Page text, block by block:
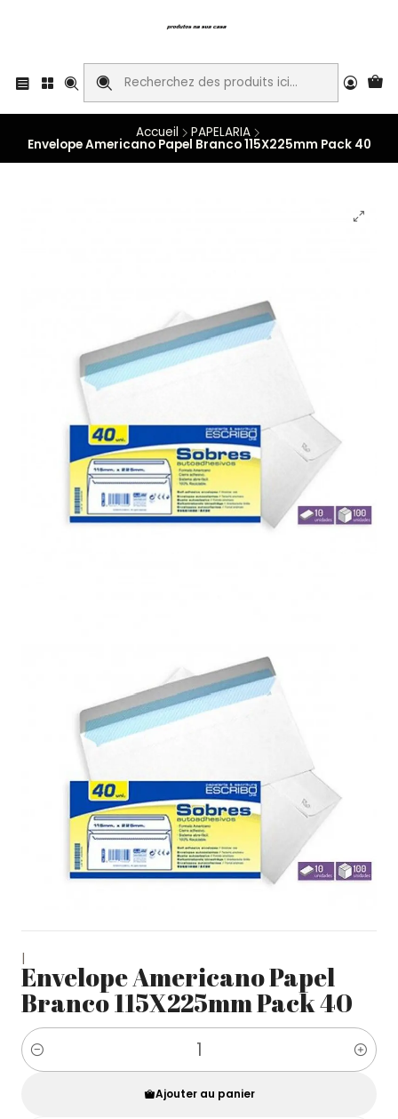
Accueil PAPELARIA
Envelope Americano Papel Branco 115X225mm Pack 40
|
Envelope Americano Papel
Branco 115X225mm Pack 40
Quantité
Ajouter au panier